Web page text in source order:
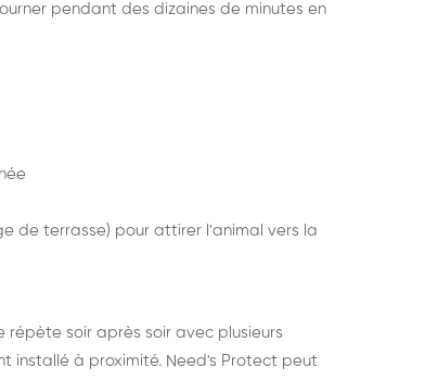
pendant des dizaines de minutes en
de terrasse) pour attirer l'animal vers la
répète soir après soir avec plusieurs
installé à proximité. Need's Protect peut